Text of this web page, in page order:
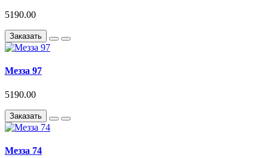
5190.00
Заказать
Мезза 97
5190.00
Заказать
Мезза 74